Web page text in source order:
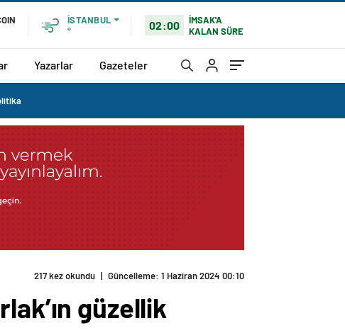
İSTANBUL
°
02:00
İMSAK'A
KALAN SÜRE
Yazarlar Gazeteler
217 kez okundu | Güncelleme: 1 Haziran 2024 00:10
güzellik